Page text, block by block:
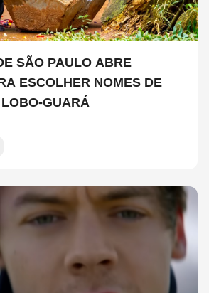
SÃO PAULO ABRE
ESCOLHER NOMES DE
GUARÁ